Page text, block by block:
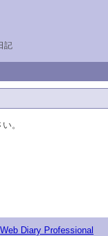
記
。
Web Diary Professional